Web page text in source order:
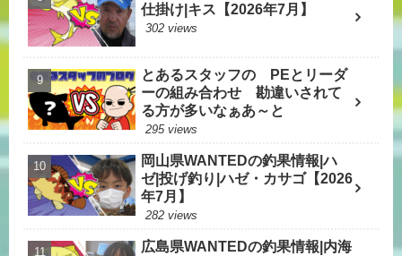
仕掛け|キス【2026年7月】
302 views
とあるスタッフの PEとリーダ
ーの組み合わせ 勘違いされて
る方が多いなぁあ～と
295 views
岡山県WANTEDの釣果情報|ハ
ゼ|投げ釣り|ハゼ・カサゴ【2026
年7月】
282 views
広島県WANTEDの釣果情報|内海